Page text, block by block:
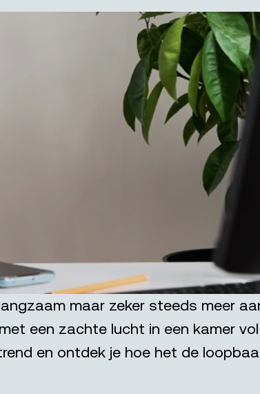
maar zeker steeds meer
een zachte lucht in een kamer
en ontdek je hoe het de